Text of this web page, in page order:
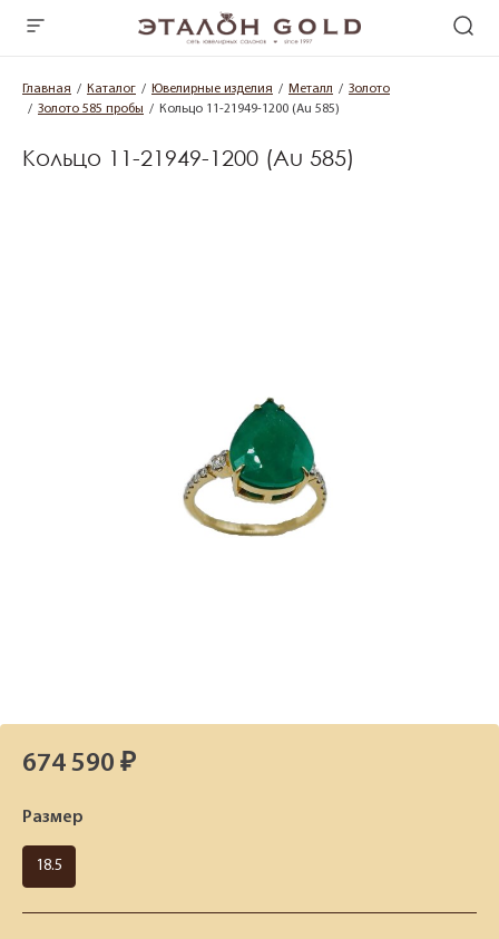
Главная Каталог Ювелирные изделия Металл
Золото
Золото 585 пробы
Кольцо 11-21949-1200 (Au 585)
Кольцо 11-21949-1200 (Au 585)
674 590 ₽
Размер
18.5